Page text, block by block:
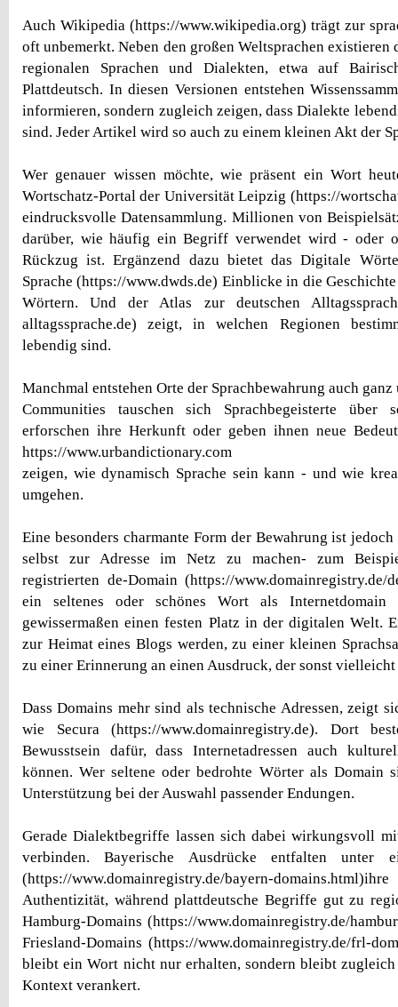
Auch Wikipedia (https://www.wikipedia.org) trägt zur
oft unbemerkt. Neben den großen Weltsprachen existieren
regionalen Sprachen und Dialekten, etwa auf
Plattdeutsch. In diesen Versionen entstehen
informieren, sondern zugleich zeigen, dass Dialekte
sind. Jeder Artikel wird so auch zu einem kleinen Akt der
Wer genauer wissen möchte, wie präsent ein Wort
Wortschatz-Portal der Universität Leipzig (https://
eindrucksvolle Datensammlung. Millionen von
darüber, wie häufig ein Begriff verwendet wird - oder
Rückzug ist. Ergänzend dazu bietet das Digitale
Sprache (https://www.dwds.de) Einblicke in die
Wörtern. Und der Atlas zur deutschen
alltagssprache.de) zeigt, in welchen Regionen
lebendig sind.
Manchmal entstehen Orte der Sprachbewahrung auch
Communities tauschen sich Sprachbegeisterte über
erforschen ihre Herkunft oder geben ihnen neue
https://www.urbandictionary.com
zeigen, wie dynamisch Sprache sein kann - und wie
umgehen.
Eine besonders charmante Form der Bewahrung ist
selbst zur Adresse im Netz zu machen- zum
registrierten de-Domain (https://www.domainregistry.de/
ein seltenes oder schönes Wort als
gewissermaßen einen festen Platz in der digitalen Welt.
zur Heimat eines Blogs werden, zu einer kleinen
zu einer Erinnerung an einen Ausdruck, der sonst
Dass Domains mehr sind als technische Adressen, zeigt
wie Secura (https://www.domainregistry.de). Dort
Bewusstsein dafür, dass Internetadressen auch
können. Wer seltene oder bedrohte Wörter als Domain
Unterstützung bei der Auswahl passender Endungen.
Gerade Dialektbegriffe lassen sich dabei wirkungsvoll
verbinden. Bayerische Ausdrücke entfalten unter
(https://www.domainregistry.de/bayern-
Authentizität, während plattdeutsche Begriffe gut zu
Hamburg-Domains (https://www.domainregistry.de/
Friesland-Domains (https://www.domainregistry.de/frl-
bleibt ein Wort nicht nur erhalten, sondern bleibt
Kontext verankert.